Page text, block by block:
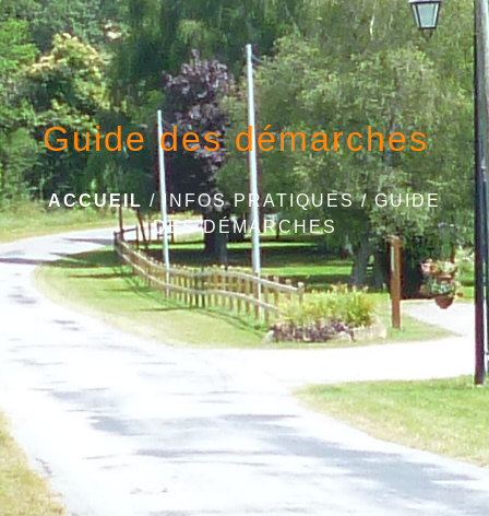
Guide des démarches
ACCUEIL /INFOS PRATIQUES/GUIDE
DES DÉMARCHES